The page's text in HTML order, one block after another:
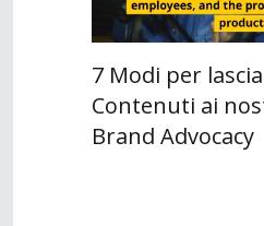
7 Modi per
Contenuti ai
Brand Advocacy